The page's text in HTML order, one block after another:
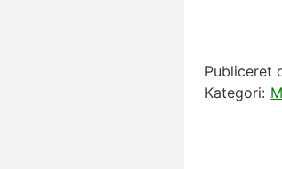
Publiceret
Kategori: